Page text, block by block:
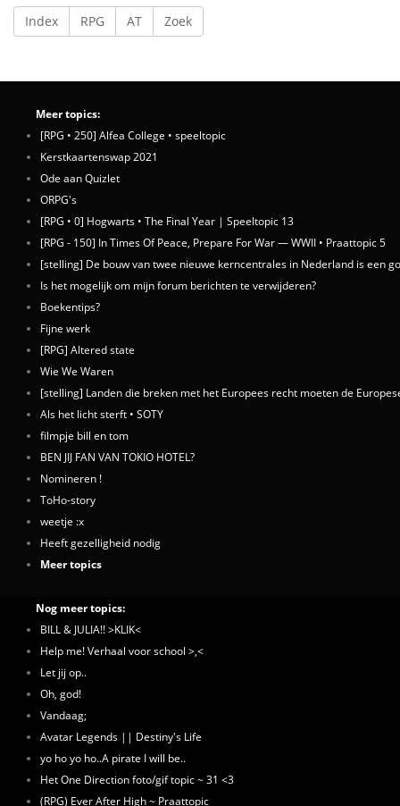
Index RPG AT Zoek
Meer topics:
[RPG • 250] Alfea College • speeltopic
Kerstkaartenswap 2021
Ode aan Quizlet
ORPG's
[RPG • 0] Hogwarts • The Final Year | Speeltopic 13
[RPG - 150] In Times Of Peace, Prepare For War — WWII • Praattopic 5
[stelling] De bouw van twee nieuwe kerncentrales in Nederland is een
Is het mogelijk om mijn forum berichten te verwijderen?
Boekentips?
Fijne werk
[RPG] Altered state
Wie We Waren
[stelling] Landen die breken met het Europees recht moeten de
Als het licht sterft • SOTY
filmpje bill en tom
BEN JIJ FAN VAN TOKIO HOTEL?
Nomineren !
ToHo-story
weetje :x
Heeft gezelligheid nodig
Meer topics
Nog meer topics:
BILL & JULIA!! >KLIK<
Help me! Verhaal voor school >,<
Let jij op..
Oh, god!
Vandaag;
Avatar Legends || Destiny's Life
yo ho yo ho..A pirate I will be..
Het One Direction foto/gif topic ~ 31 <3
(RPG) Ever After High ~ Praattopic